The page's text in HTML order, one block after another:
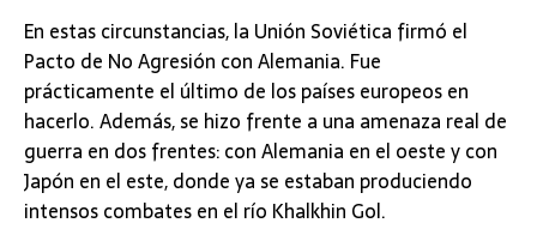
En estas circunstancias, la Unión Soviética firmó el
Pacto de No Agresión con Alemania. Fue
prácticamente el último de los países europeos en
hacerlo. Además, se hizo frente a una amenaza real de
guerra en dos frentes: con Alemania en el oeste y con
Japón en el este, donde ya se estaban produciendo
intensos combates en el río Khalkhin Gol.